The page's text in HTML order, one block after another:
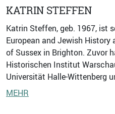
KATRIN STEFFEN
Katrin Steffen, geb. 1967, ist
European and Jewish History
of Sussex in Brighton. Zuvor
Historischen Institut
Universität Halle-Wittenberg
MEHR